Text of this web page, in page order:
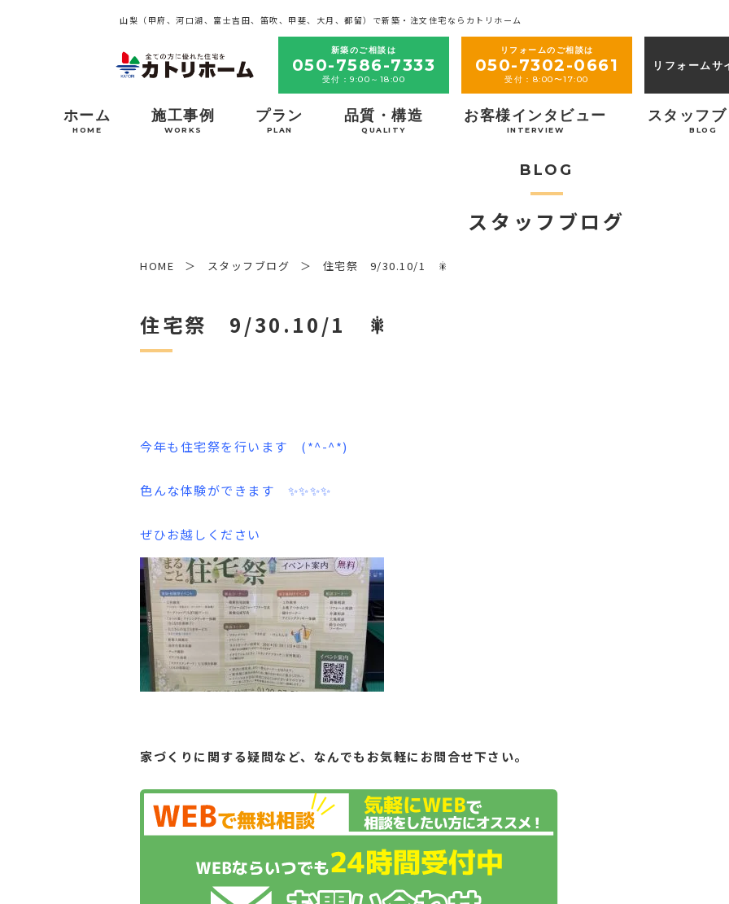
山梨（甲府、河口湖、富士吉田、笛吹、甲斐、大月、都留）で新築・注文住宅ならカトリホーム
新築のご相談は
050-7586-7333
受付：9:00～18:00
リフォームのご相談は
050-7302-0661
受付：8:00〜17:00
リフォームサ
ホーム
HOME
施工事例
WORKS
プラン
PLAN
品質・構造
QUALITY
お客様インタビュー
INTERVIEW
スタッフ
BLOG
BLOG
スタッフブログ
HOME スタッフブログ 住宅祭 9/30.10/1 🎇
住宅祭 9/30.10/1 🎇
今年も住宅祭を行います (*^-^*)
色んな体験ができます ✨✨✨✨
ぜひお越しください
家づくりに関する疑問など、 なんでもお気軽にお問合せ下さい。